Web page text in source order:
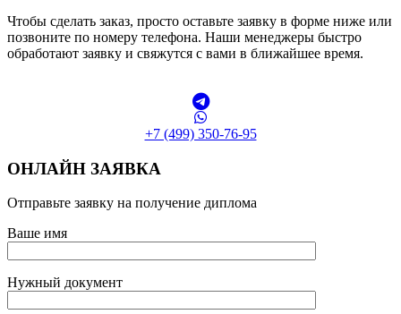
Чтобы сделать заказ, просто оставьте заявку в форме ниже или
позвоните по номеру телефона. Наши менеджеры быстро
обработают заявку и свяжутся с вами в ближайшее время.
+7 (499) 350-76-95
ОНЛАЙН ЗАЯВКА
Отправьте заявку на получение диплома
Ваше имя
Нужный документ